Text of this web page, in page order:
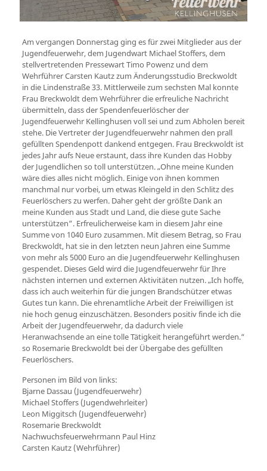
Am vergangen Donnerstag ging es für zwei Mitglieder aus der
Jugendfeuerwehr, dem Jugendwart Michael Stoffers, dem
stellvertretenden Pressewart Timo Powenz und dem
Wehrführer Carsten Kautz zum Änderungsstudio Breckwoldt
in die Lindenstraße 33. Mittlerweile zum sechsten Mal konnte
Frau Breckwoldt dem Wehrführer die erfreuliche Nachricht
übermitteln, dass der Spendenfeuerlöscher der
Jugendfeuerwehr Kellinghusen voll sei und zum Abholen bereit
stehe. Die Vertreter der Jugendfeuerwehr nahmen den prall
gefüllten Spendenpott dankend entgegen. Frau Breckwoldt ist
jedes Jahr aufs Neue erstaunt, dass ihre Kunden das Hobby
der Jugendlichen so toll unterstützen. „Ohne meine Kunden
wäre dies alles nicht möglich. Einige von ihnen kommen
manchmal nur vorbei, um etwas Kleingeld in den Schlitz des
Feuerlöschers zu werfen. Daher geht der größte Dank an
meine Kunden aus Stadt und Land, die diese gute Sache
unterstützen“. Erfreulicherweise kam in diesem Jahr eine
Summe von 1040 Euro zusammen. Mit diesem Betrag, so Frau
Breckwoldt, hat sie in den letzten neun Jahren eine Summe
von mehr als 5000 Euro an die Jugendfeuerwehr Kellinghusen
gespendet. Dieses Geld wird die Jugendfeuerwehr für Ihre
nächsten internen und externen Aktivitäten nutzen. „Ich hoffe,
dass ich auch weiterhin für die jungen Brandschützer etwas
Gutes tun kann. Die ehrenamtliche Arbeit der Freiwilligen ist
nie hoch genug einzuschätzen. Besonders positiv finde ich die
Arbeit der Jugendfeuerwehr, da dadurch viele
Heranwachsende an eine tolle Tätigkeit herangeführt werden.“
so Rosemarie Breckwoldt bei der Übergabe des gefüllten
Feuerlöschers.
Personen im Bild von links:
Bjarne Dassau (Jugendfeuerwehr)
Michael Stoffers (Jugendwehrleiter)
Leon Miggitsch (Jugendfeuerwehr)
Rosemarie Breckwoldt
Nachwuchsfeuerwehrmann Paul Hinz
Carsten Kautz (Wehrführer)